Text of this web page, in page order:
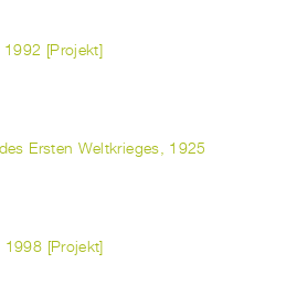
[Projekt]
Ersten Weltkrieges, 1925
1998 [Projekt]